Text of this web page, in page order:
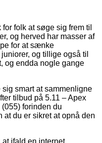
folk at søge sig frem til
og herved har masser af
for at sænke
og tillige også til
og endda nogle gange
smart at sammenligne
tilbud på 5.11 – Apex
forinden du
du er sikret at opnå den